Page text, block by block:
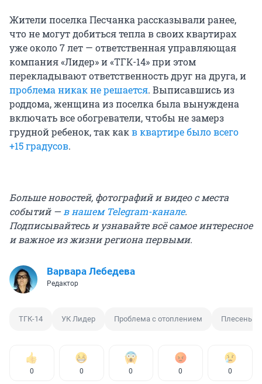
Жители поселка Песчанка рассказывали ранее,
что не могут добиться тепла в своих квартирах
уже около 7 лет — ответственная управляющая
компания «Лидер» и «ТГК-14» при этом
перекладывают ответственность друг на друга, и
проблема никак не решается. Выписавшись из
роддома, женщина из поселка была вынуждена
включать все обогреватели, чтобы не замерз
грудной ребенок, так какв квартире было всего
+15 градусов.
Больше новостей, фотографий и видео с места
событий —в нашем Telegram-канале.
Подписывайтесь и узнавайте всё самое интересное
и важное из жизни региона первыми.
Варвара Лебедева
Редактор
ТГК-14 УК Лидер Проблема с отоплением Плесень
0 0 0 0 0